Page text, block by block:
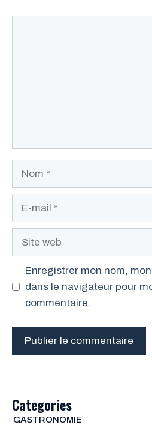
Site
Enregistrer mon nom,
dans le navigateur pour
commentaire.
Categories
GASTRONOMIE